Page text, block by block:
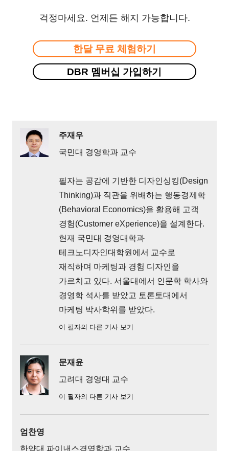
걱정마세요. 언제든 해지 가능합니다.
한달 무료 체험하기
DBR 멤버십 가입하기
주재우
국민대 경영학과 교수
필자는 공감에 기반한 디자인싱킹(Design
Thinking)과 직관을 위배하는 행동경제학
(Behavioral Economics)을 활용해 고객
경험(Customer eXperience)을 설계한다.
현재 국민대 경영대학과
테크노디자인대학원에서 교수로
재직하며 마케팅과 경험 디자인을
가르치고 있다. 서울대에서 인문학 학사와
경영학 석사를 받았고 토론토대에서
마케팅 박사학위를 받았다.
이 필자의 다른 기사 보기
문재윤
고려대 경영대 교수
이 필자의 다른 기사 보기
엄찬영
한양대 파이낸스경영학과 교수